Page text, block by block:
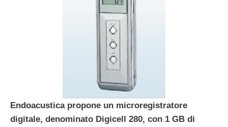
Endoacustica propone un microregistratore
digitale, denominato Digicell 280, con 1 GB di